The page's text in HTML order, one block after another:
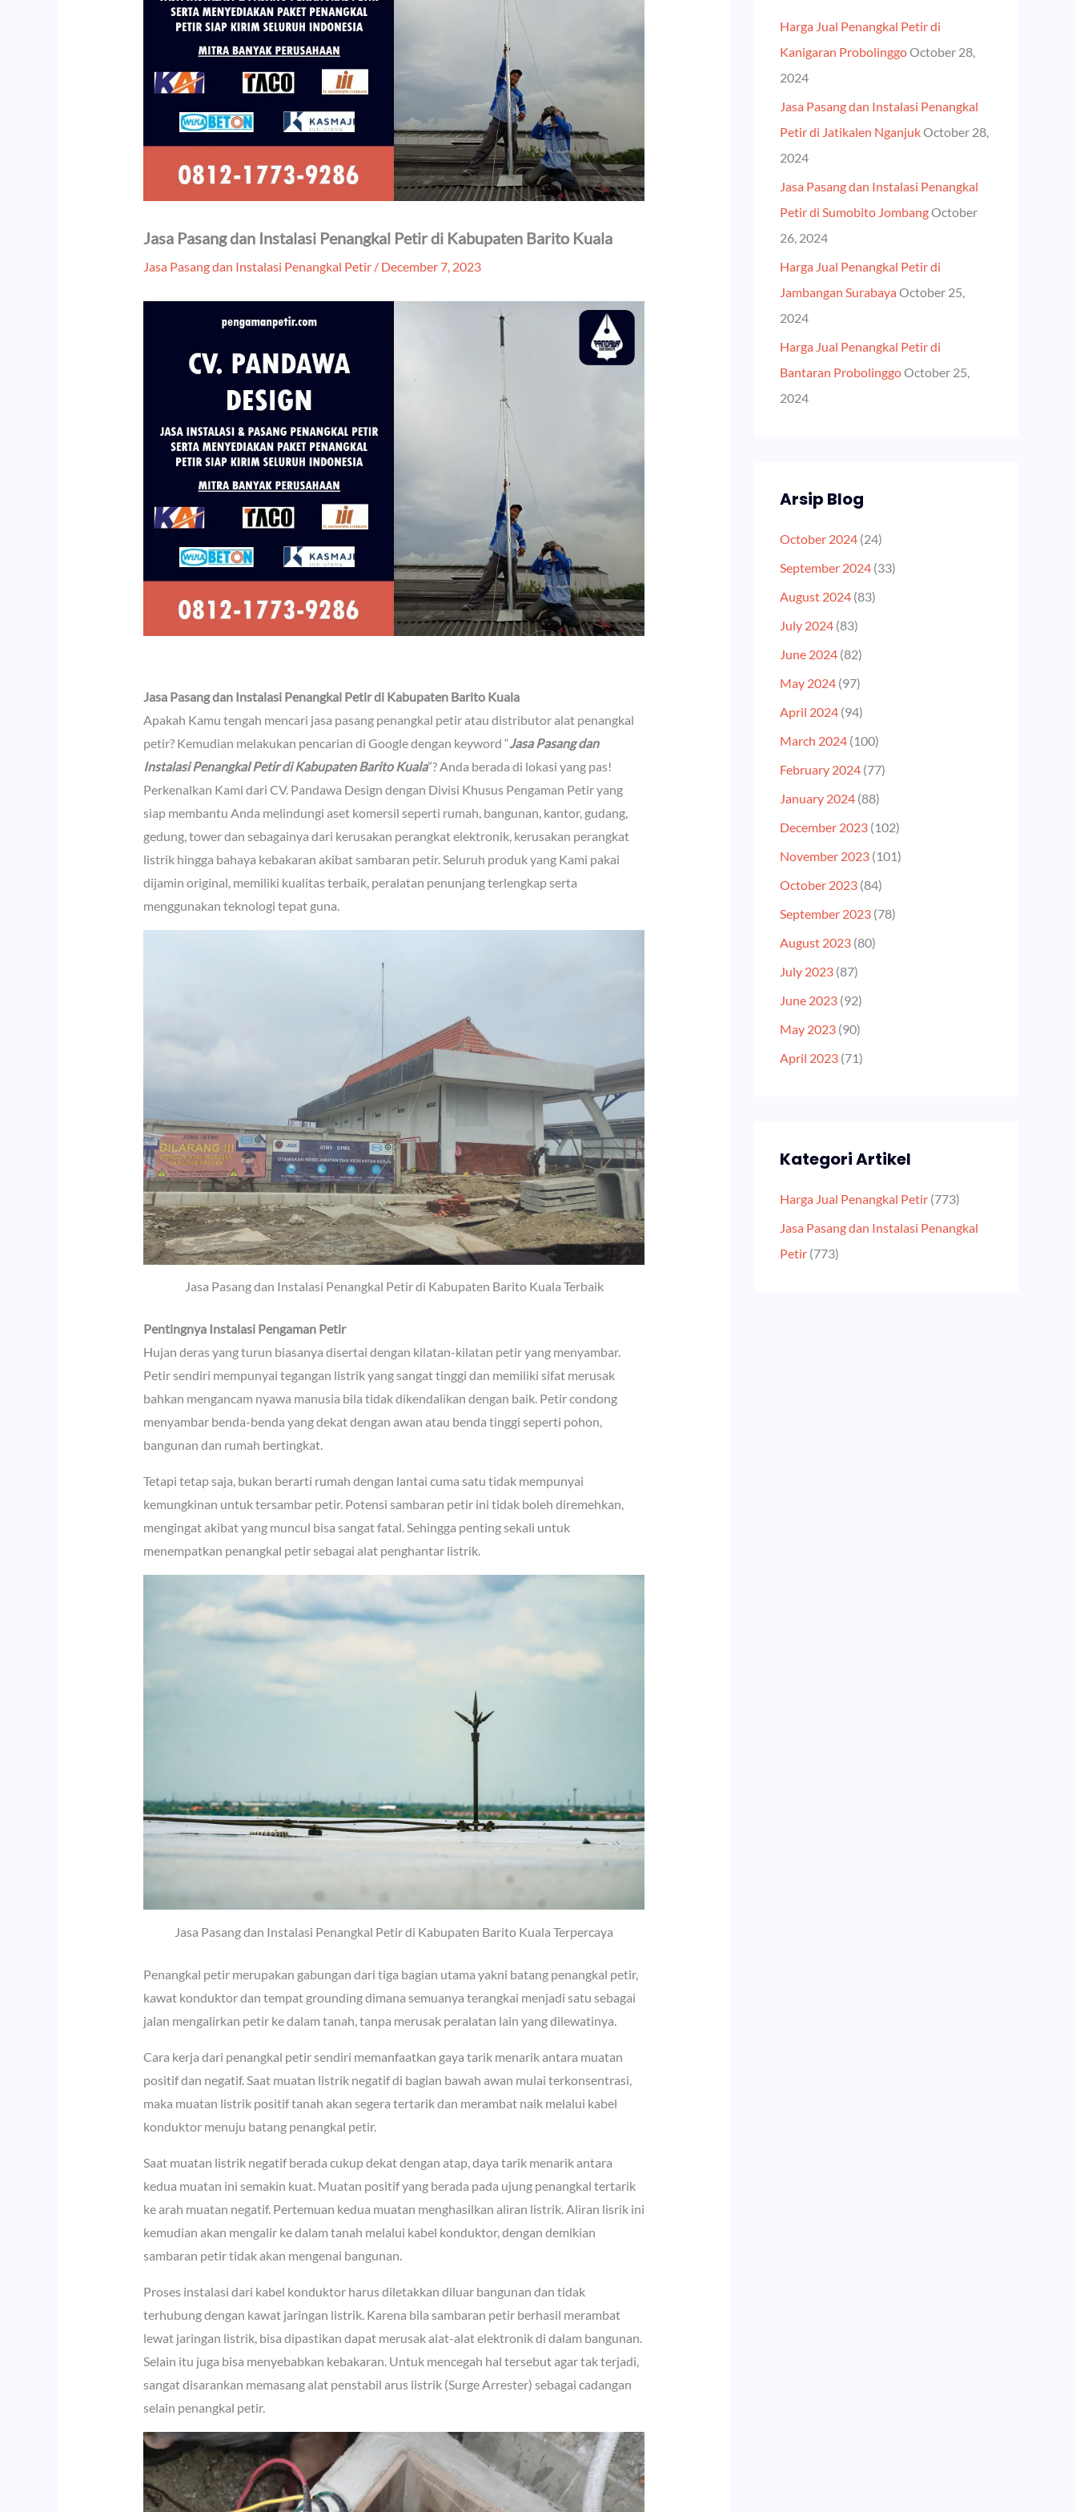
Jasa Pasang dan Instalasi Penangkal Petir di Kabupaten Barito Kuala
Jasa Pasang dan Instalasi Penangkal Petir/ December 7, 2023
Jasa Pasang dan Instalasi Penangkal Petir di Kabupaten Barito Kuala
Apakah Kamu tengah mencari jasa pasang penangkal petir atau distributor alat penangkal
petir? Kemudian melakukan pencarian di Google dengan keyword “Jasa Pasang dan
Instalasi Penangkal Petir di Kabupaten Barito Kuala”? Anda berada di lokasi yang pas!
Perkenalkan Kami dari CV. Pandawa Design dengan Divisi Khusus Pengaman Petir yang
siap membantu Anda melindungi aset komersil seperti rumah, bangunan, kantor, gudang,
gedung, tower dan sebagainya dari kerusakan perangkat elektronik, kerusakan perangkat
listrik hingga bahaya kebakaran akibat sambaran petir. Seluruh produk yang Kami pakai
dijamin original, memiliki kualitas terbaik, peralatan penunjang terlengkap serta
menggunakan teknologi tepat guna.
Jasa Pasang dan Instalasi Penangkal Petir di Kabupaten Barito Kuala Terbaik
Pentingnya Instalasi Pengaman Petir
Hujan deras yang turun biasanya disertai dengan kilatan-kilatan petir yang menyambar.
Petir sendiri mempunyai tegangan listrik yang sangat tinggi dan memiliki sifat merusak
bahkan mengancam nyawa manusia bila tidak dikendalikan dengan baik. Petir condong
menyambar benda-benda yang dekat dengan awan atau benda tinggi seperti pohon,
bangunan dan rumah bertingkat.
Tetapi tetap saja, bukan berarti rumah dengan lantai cuma satu tidak mempunyai
kemungkinan untuk tersambar petir. Potensi sambaran petir ini tidak boleh diremehkan,
mengingat akibat yang muncul bisa sangat fatal. Sehingga penting sekali untuk
menempatkan penangkal petir sebagai alat penghantar listrik.
Jasa Pasang dan Instalasi Penangkal Petir di Kabupaten Barito Kuala Terpercaya
Penangkal petir merupakan gabungan dari tiga bagian utama yakni batang penangkal petir,
kawat konduktor dan tempat grounding dimana semuanya terangkai menjadi satu sebagai
jalan mengalirkan petir ke dalam tanah, tanpa merusak peralatan lain yang dilewatinya.
Cara kerja dari penangkal petir sendiri memanfaatkan gaya tarik menarik antara muatan
positif dan negatif. Saat muatan listrik negatif di bagian bawah awan mulai terkonsentrasi,
maka muatan listrik positif tanah akan segera tertarik dan merambat naik melalui kabel
konduktor menuju batang penangkal petir.
Saat muatan listrik negatif berada cukup dekat dengan atap, daya tarik menarik antara
kedua muatan ini semakin kuat. Muatan positif yang berada pada ujung penangkal tertarik
ke arah muatan negatif. Pertemuan kedua muatan menghasilkan aliran listrik. Aliran lisrik ini
kemudian akan mengalir ke dalam tanah melalui kabel konduktor, dengan demikian
sambaran petir tidak akan mengenai bangunan.
Proses instalasi dari kabel konduktor harus diletakkan diluar bangunan dan tidak
terhubung dengan kawat jaringan listrik. Karena bila sambaran petir berhasil merambat
lewat jaringan listrik, bisa dipastikan dapat merusak alat-alat elektronik di dalam bangunan.
Selain itu juga bisa menyebabkan kebakaran. Untuk mencegah hal tersebut agar tak terjadi,
sangat disarankan memasang alat penstabil arus listrik (Surge Arrester) sebagai cadangan
selain penangkal petir.
:
Harga Jual Penangkal Petir di
Kanigaran ProbolinggoOctober 28,
2024
Jasa Pasang dan Instalasi Penangkal
Petir di Jatikalen NganjukOctober 28,
2024
Jasa Pasang dan Instalasi Penangkal
Petir di Sumobito JombangOctober
26, 2024
Harga Jual Penangkal Petir di
Jambangan SurabayaOctober 25,
2024
Harga Jual Penangkal Petir di
Bantaran ProbolinggoOctober 25,
2024
Arsip Blog
October 2024 (24)
September 2024 (33)
August 2024 (83)
July 2024 (83)
June 2024 (82)
May 2024 (97)
April 2024 (94)
March 2024 (100)
February 2024 (77)
January 2024 (88)
December 2023 (102)
November 2023 (101)
October 2023 (84)
September 2023 (78)
August 2023 (80)
July 2023 (87)
June 2023 (92)
May 2023 (90)
April 2023 (71)
Kategori Artikel
Harga Jual Penangkal Petir (773)
Jasa Pasang dan Instalasi Penangkal
Petir (773)